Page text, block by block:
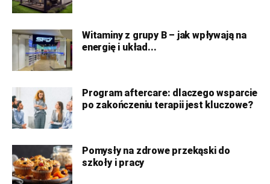
Witaminy z grupy B – jak wpływają na
energię i układ...
Program aftercare: dlaczego wsparcie
po zakończeniu terapii jest kluczowe?
Pomysły na zdrowe przekąski do
szkoły i pracy